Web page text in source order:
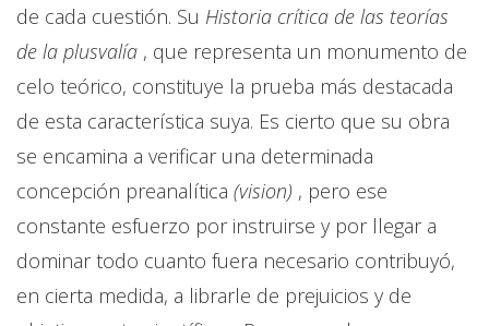
de cada cuestión. Su Historia crítica de las teorías
de la plusvalía , que representa un monumento de
celo teórico, constituye la prueba más destacada
de esta característica suya. Es cierto que su obra
se encamina a verificar una determinada
concepción preanalítica (vision) , pero ese
constante esfuerzo por instruirse y por llegar a
dominar todo cuanto fuera necesario contribuyó,
en cierta medida, a librarle de prejuicios y de